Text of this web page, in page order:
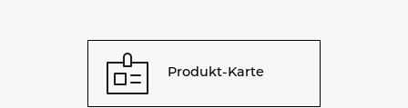
Produkt-Karte